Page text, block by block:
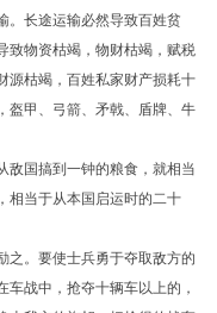
。长途运输必然导致百姓贫
致物资枯竭，物财枯竭，赋税
源枯竭，百姓私家财产损耗十
盔甲、弓箭、矛戟、盾牌、牛
敌国搞到一钟的粮食，就相当
相当于从本国启运时的二十
之。要使士兵勇于夺取敌方的
战中，抢夺十辆车以上的，